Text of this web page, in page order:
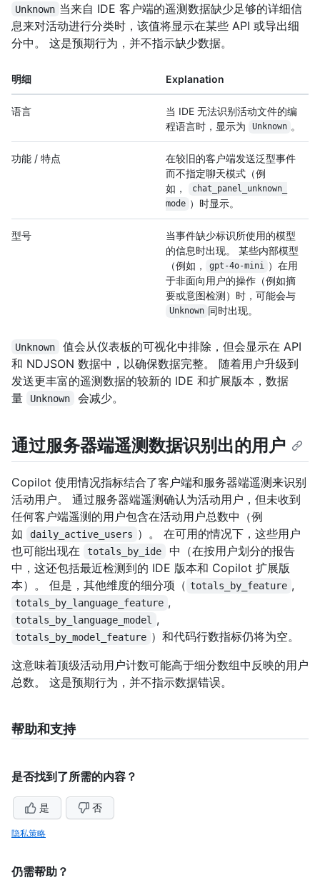
Unknown 当来自 IDE 客户端的遥测数据缺少足够的详细信
息来对活动进行分类时，该值将显示在某些 API 或导出细
分中。 这是预期行为，并不指示缺少数据。
明细 Explanation
语言
当 IDE 无法识别活动文件的编
程语言时，显示为
Unknown 。
功能 / 特点
在较旧的客户端发送泛型事件
而不指定聊天模式（例
如，
chat_panel_unknown_
mode ）时显示。
型号
当事件缺少标识所使用的模型
的信息时出现。 某些内部模型
（例如，
gpt-4o-mini ）在用
于非面向用户的操作（例如摘
要或意图检测）时，可能会与
Unknown 同时出现。
Unknown
值会从仪表板的可视化中排除，但会显示在 API
和 NDJSON 数据中，以确保数据完整。 随着用户升级到
发送更丰富的遥测数据的较新的 IDE 和扩展版本，数据
量
Unknown 会减少。
通过服务器端遥测数据识别出的用户
Copilot 使用情况指标结合了客户端和服务器端遥测来识别
活动用户。 通过服务器端遥测确认为活动用户，但未收到
任何客户端遥测的用户包含在活动用户总数中（例
如
daily_active_users ）。 在可用的情况下，这些用户
也可能出现在
totals_by_ide
中（在按用户划分的报告
中，这还包括最近检测到的 IDE 版本和 Copilot 扩展版
本）。 但是，其他维度的细分项（ totals_by_feature ,
totals_by_language_feature ,
totals_by_language_model ,
totals_by_model_feature ）和代码行数指标仍将为空。
这意味着顶级活动用户计数可能高于细分数组中反映的用户
总数。 这是预期行为，并不指示数据错误。
帮助和支持
是否找到了所需的内容？
是 否
隐私策略
仍需帮助？